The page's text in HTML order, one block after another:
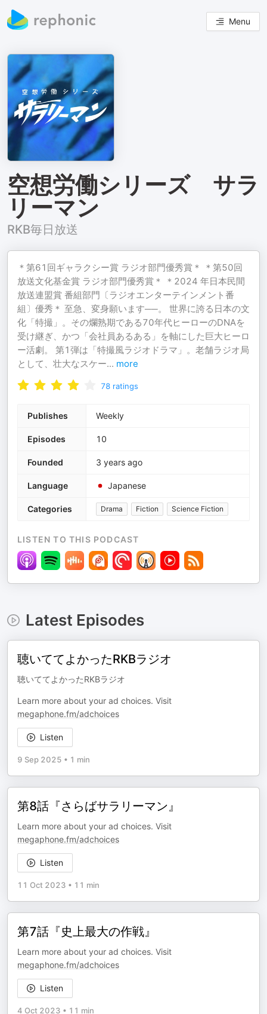
Menu
空想労働シリーズ サラ
リーマン
RKB毎日放送
＊第61回ギャラクシー賞 ラジオ部門優秀賞＊ ＊第50回
放送文化基金賞 ラジオ部門優秀賞＊ ＊2024 年日本民間
放送連盟賞 番組部門〔ラジオエンターテインメント番
組〕優秀＊ 至急、変身願います──。 世界に誇る日本の文
化「特撮」。その爛熟期である70年代ヒーローのDNAを
受け継ぎ、かつ「会社員あるある」を軸にした巨大ヒーロ
ー活劇。 第1弾は「特撮風ラジオドラマ」。老舗ラジオ局
として、壮大なスケー... more
78 ratings
Publishes Weekly
Episodes 10
Founded 3 years ago
Language Japanese
Categories Drama Fiction Science Fiction
LISTEN TO THIS PODCAST
Latest Episodes
聴いててよかったRKBラジオ
聴いててよかったRKBラジオ
Learn more about your ad choices. Visit
megaphone.fm/adchoices
Listen
9 Sep 2025 • 1 min
第8話『さらばサラリーマン』
Learn more about your ad choices. Visit
megaphone.fm/adchoices
Listen
11 Oct 2023 • 11 min
第7話『史上最大の作戦』
Learn more about your ad choices. Visit
megaphone.fm/adchoices
Listen
4 Oct 2023 • 11 min